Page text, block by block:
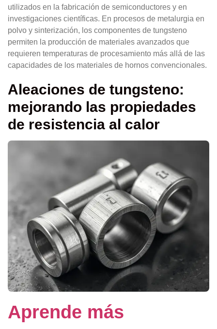
utilizados en la fabricación de semiconductores y en
investigaciones científicas. En procesos de metalurgia en
polvo y sinterización, los componentes de tungsteno
permiten la producción de materiales avanzados que
requieren temperaturas de procesamiento más allá de las
capacidades de los materiales de hornos convencionales.
Aleaciones de tungsteno:
mejorando las propiedades
de resistencia al calor
Aprende más